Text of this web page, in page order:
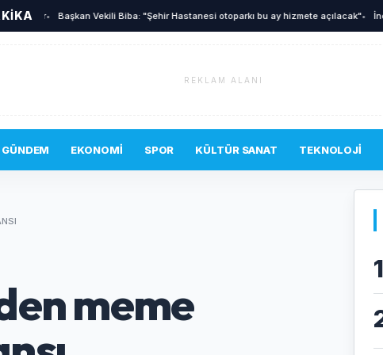
• Başkan Vekili Biba: "Şehir Hastanesi otoparkı bu ay hizmete açılacak"•
REKLAM ALANI
GÜNDEM EKONOMI SPOR KÜLTÜR SANAT TEKNOLOJI
meme
1